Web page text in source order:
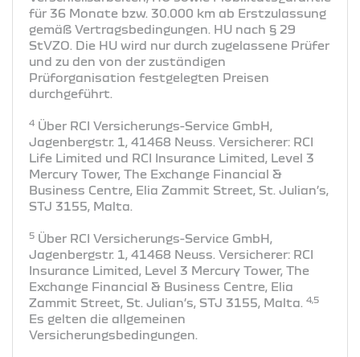
für 36 Monate bzw. 30.000 km ab Erstzulassung
gemäß Vertragsbedingungen. HU nach § 29
StVZO. Die HU wird nur durch zugelassene Prüfer
und zu den von der zuständigen
Prüforganisation festgelegten Preisen
durchgeführt.
4 Über RCI Versicherungs-Service GmbH,
Jagenbergstr. 1, 41468 Neuss. Versicherer: RCI
Life Limited und RCI Insurance Limited, Level 3
Mercury Tower, The Exchange Financial &
Business Centre, Elia Zammit Street, St. Julian’s,
STJ 3155, Malta.
5 Über RCI Versicherungs-Service GmbH,
Jagenbergstr. 1, 41468 Neuss. Versicherer: RCI
Insurance Limited, Level 3 Mercury Tower, The
Exchange Financial & Business Centre, Elia
Zammit Street, St. Julian’s, STJ 3155, Malta.
4,5
Es gelten die allgemeinen
Versicherungsbedingungen.